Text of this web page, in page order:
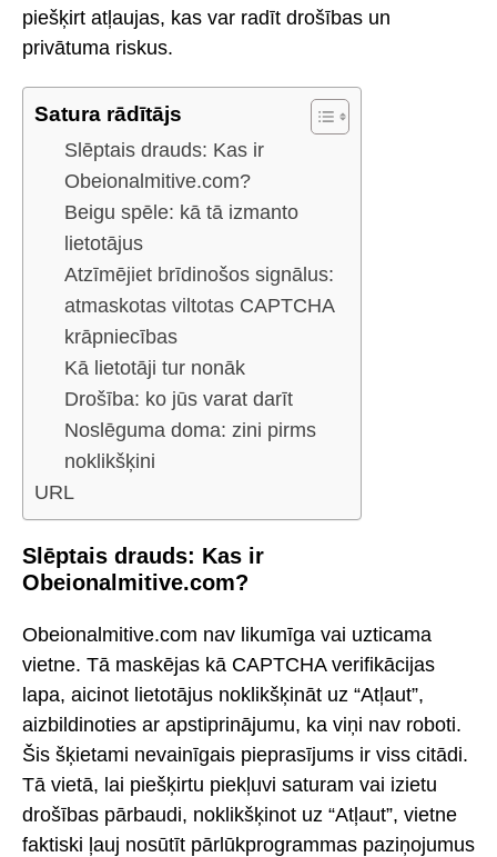
piešķirt atļaujas, kas var radīt drošības un
privātuma riskus.
Satura rādītājs
Slēptais drauds: Kas ir
Obeionalmitive.com?
Beigu spēle: kā tā izmanto
lietotājus
Atzīmējiet brīdinošos signālus:
atmaskotas viltotas CAPTCHA
krāpniecības
Kā lietotāji tur nonāk
Drošība: ko jūs varat darīt
Noslēguma doma: zini pirms
noklikšķini
URL
Slēptais drauds: Kas ir
Obeionalmitive.com?
Obeionalmitive.com nav likumīga vai uzticama
vietne. Tā maskējas kā CAPTCHA verifikācijas
lapa, aicinot lietotājus noklikšķināt uz “Atļaut”,
aizbildinoties ar apstiprinājumu, ka viņi nav roboti.
Šis šķietami nevainīgais pieprasījums ir viss citādi.
Tā vietā, lai piešķirtu piekļuvi saturam vai izietu
drošības pārbaudi, noklikšķinot uz “Atļaut”, vietne
faktiski ļauj nosūtīt pārlūkprogrammas paziņojumus